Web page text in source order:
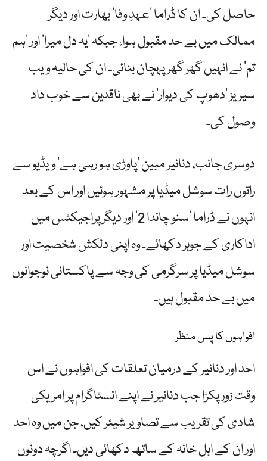
حاصل کی۔ ان کا ڈراما ’عہدِ وفا‘ بھارت اور دیگر
ممالک میں بے حد مقبول ہوا، جبکہ ’یہ دل میرا‘ اور ’ہم
تم‘ نے انہیں گھر گھر پہچان بنائی۔ ان کی حالیہ ویب
سیریز ’دھوپ کی دیوار‘ نے بھی ناقدین سے خوب داد
وصول کی۔
دوسری جانب، دنانیر مبین ’پاوڑی ہو رہی ہے‘ ویڈیو سے
راتوں رات سوشل میڈیا پر مشہور ہوئیں اور اس کے بعد
انہوں نے ڈراما ’سنو چاندا 2‘ اور دیگر پراجیکٹس میں
اداکاری کے جوہر دکھائے۔ وہ اپنی دلکش شخصیت اور
سوشل میڈیا پر سرگرمی کی وجہ سے پاکستانی نوجوانوں
میں بے حد مقبول ہیں۔
افواہوں کا پس منظر
احد اور دنانیر کے درمیان تعلقات کی افواہوں نے اس
وقت زور پکڑا جب دنانیر نے اپنے انسٹاگرام پر امریکی
شادی کی تقریب سے تصاویر شیئر کیں، جن میں وہ احد
اور ان کے اہل خانہ کے ساتھ دکھائی دیں۔ اگرچہ دونوں